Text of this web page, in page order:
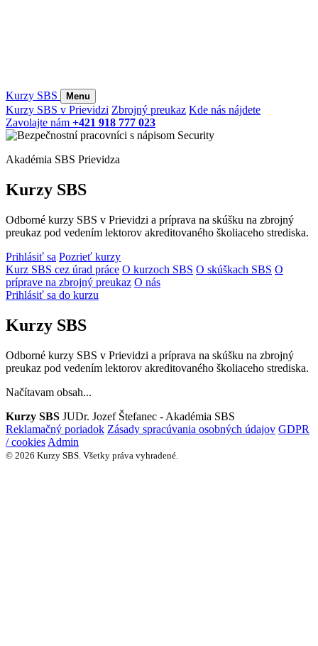
Kurzy SBS Menu
Kurzy SBS v Prievidzi Zbrojný preukaz Kde nás nájdete
Zavolajte nám +421 918 777 023
Akadémia SBS Prievidza
Kurzy SBS
Odborné kurzy SBS v Prievidzi a príprava na skúšku na zbrojný
preukaz pod vedením lektorov akreditovaného školiaceho strediska.
Prihlásiť sa Pozrieť kurzy
Kurz SBS cez úrad práce O kurzoch SBS O skúškach SBS O
príprave na zbrojný preukaz O nás
Prihlásiť sa do kurzu
Kurzy SBS
Odborné kurzy SBS v Prievidzi a príprava na skúšku na zbrojný
preukaz pod vedením lektorov akreditovaného školiaceho strediska.
Načítavam obsah...
Kurzy SBS JUDr. Jozef Štefanec - Akadémia SBS
Reklamačný poriadok Zásady spracúvania osobných údajov GDPR
/ cookies Admin
© 2026 Kurzy SBS. Všetky práva vyhradené.